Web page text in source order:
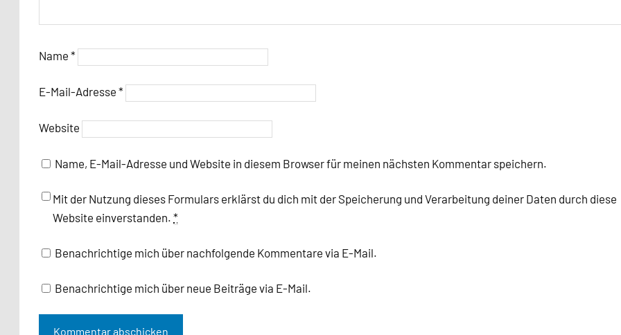
Name *
E-Mail-Adresse *
Website
Name, E-Mail-Adresse und Website in diesem Browser für meinen nächsten Kommentar speichern.
Mit der Nutzung dieses Formulars erklärst du dich mit der Speicherung und Verarbeitung deiner Daten durch diese
Website einverstanden. *
Benachrichtige mich über nachfolgende Kommentare via E-Mail.
Benachrichtige mich über neue Beiträge via E-Mail.